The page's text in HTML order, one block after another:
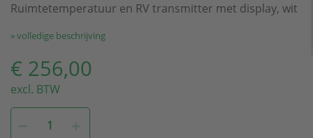
Ruimtetemperatuur en RV transmitter met display, wit
» volledige beschrijving
€ 256,00
excl. BTW